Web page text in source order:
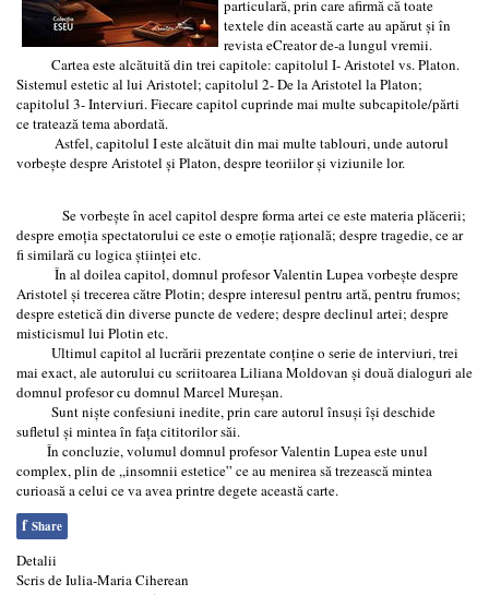
particulară, prin care afirmă că toate
textele din această carte au apărut și în
revista eCreator de-a lungul vremii.
Cartea este alcătuită din trei capitole: capitolul I- Aristotel vs. Platon.
Sistemul estetic al lui Aristotel; capitolul 2- De la Aristotel la Platon;
capitolul 3- Interviuri. Fiecare capitol cuprinde mai multe subcapitole/părti
ce tratează tema abordată.
Astfel, capitolul I este alcătuit din mai multe tablouri, unde autorul
vorbește despre Aristotel și Platon, despre teoriilor și viziunile lor.
Se vorbește în acel capitol despre forma artei ce este materia plăcerii;
despre emoția spectatorului ce este o emoție rațională; despre tragedie, ce ar
fi similară cu logica științei etc.
În al doilea capitol, domnul profesor Valentin Lupea vorbește despre
Aristotel și trecerea către Plotin; despre interesul pentru artă, pentru frumos;
despre estetică din diverse puncte de vedere; despre declinul artei; despre
misticismul lui Plotin etc.
Ultimul capitol al lucrării prezentate conține o serie de interviuri, trei
mai exact, ale autorului cu scriitoarea Liliana Moldovan și două dialoguri ale
domnul profesor cu domnul Marcel Mureșan.
Sunt niște confesiuni inedite, prin care autorul însuși își deschide
sufletul și mintea în fața cititorilor săi.
În concluzie, volumul domnul profesor Valentin Lupea este unul
complex, plin de ,,insomnii estetice” ce au menirea să trezească mintea
curioasă a celui ce va avea printre degete această carte.
f Share
Detalii
Scris deIulia-Maria Ciherean